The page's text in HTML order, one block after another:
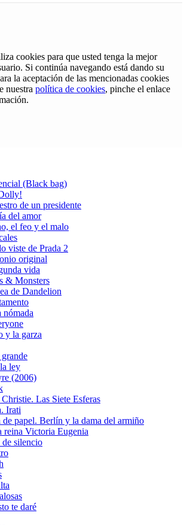
cookies para que usted tenga la mejor
Si continúa navegando está dando su
la aceptación de las mencionadas cookies
nuestra política de cookies, pinche el enlace
(Black bag)
de un presidente
del amor
el feo y el malo
viste de Prada 2
original
vida
& Monsters
de Dandelion
nómada
y la garza
ley
(2006)
Las Siete Esferas
Irati
de papel. Berlín y la dama del armiño
reina Victoria Eugenia
silencio
te daré